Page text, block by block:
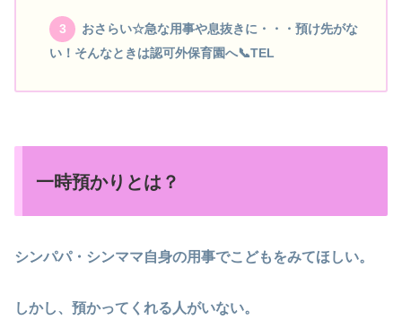
おさらい☆急な用事や息抜きに・・・預け先がな
い！そんなときは認可外保育園へ📞TEL
一時預かりとは？
シンパパ・シンママ自身の用事でこどもをみてほしい。
しかし、預かってくれる人がいない。